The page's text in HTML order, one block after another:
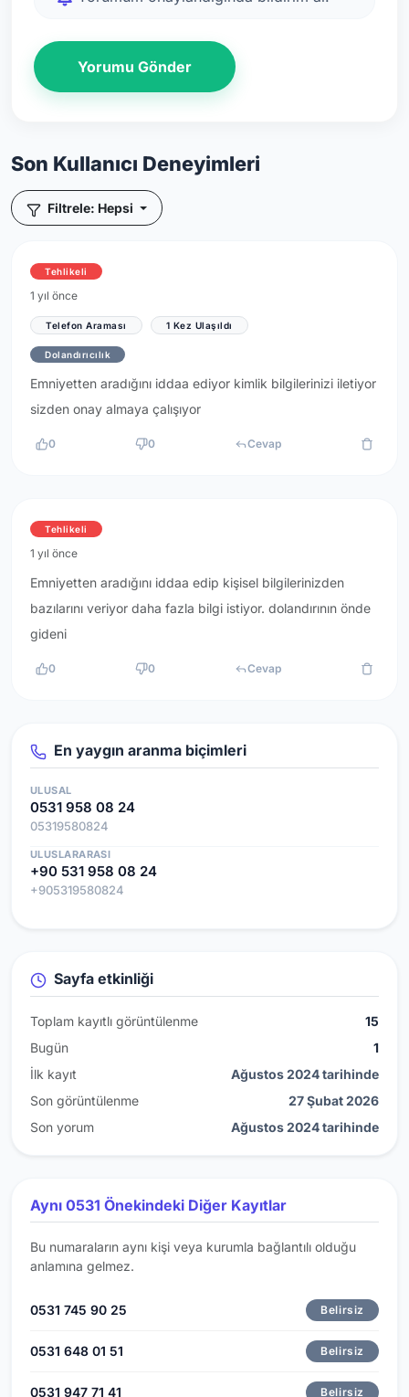
Yorumu Gönder
Son Kullanıcı Deneyimleri
Filtrele: Hepsi
Tehlikeli
1 yıl önce
Telefon Araması 1 Kez Ulaşıldı
Dolandırıcılık
Emniyetten aradığını iddaa ediyor kimlik bilgilerinizi iletiyor
sizden onay almaya çalışıyor
0 0 Cevap
Tehlikeli
1 yıl önce
Emniyetten aradığını iddaa edip kişisel bilgilerinizden
bazılarını veriyor daha fazla bilgi istiyor. dolandırının önde
gideni
0 0 Cevap
En yaygın aranma biçimleri
ULUSAL
0531 958 08 24
05319580824
ULUSLARARASI
+90 531 958 08 24
+905319580824
Sayfa etkinliği
Toplam kayıtlı görüntülenme
15
Bugün
1
İlk kayıt
Ağustos 2024 tarihinde
Son görüntülenme
27 Şubat 2026
Son yorum
Ağustos 2024 tarihinde
Aynı 0531 Önekindeki Diğer Kayıtlar
Bu numaraların aynı kişi veya kurumla bağlantılı olduğu
anlamına gelmez.
0531 745 90 25 Belirsiz
0531 648 01 51 Belirsiz
0531 947 71 41 Belirsiz